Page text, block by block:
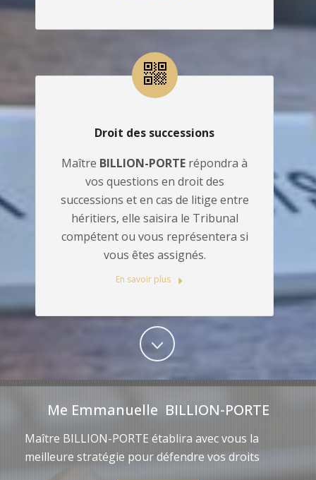
Droit des successions
Maître BILLION-PORTE répondra à
vos questions en droit des
successions et en cas de litige entre
héritiers, elle saisira le Tribunal
compétent ou vous représentera si
vous êtes assignés.
En savoir plus
Me Emmanuelle BILLION-PORTE
Maître BILLION-PORTE établira avec vous la
meilleure stratégie pour défendre vos droits